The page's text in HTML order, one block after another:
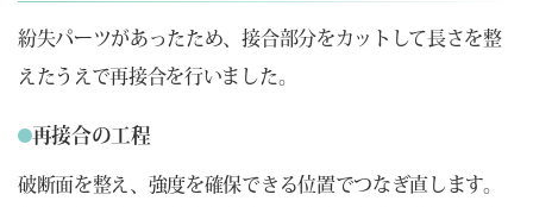
紛失パーツがあったため、接合部分をカットして長さを整
えたうえで再接合を行いました。
再接合の工程
破断面を整え、強度を確保できる位置でつなぎ直します。